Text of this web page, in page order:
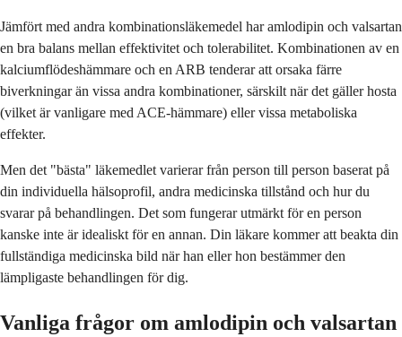
Jämfört med andra kombinationsläkemedel har amlodipin och valsartan
en bra balans mellan effektivitet och tolerabilitet. Kombinationen av en
kalciumflödeshämmare och en ARB tenderar att orsaka färre
biverkningar än vissa andra kombinationer, särskilt när det gäller hosta
(vilket är vanligare med ACE-hämmare) eller vissa metaboliska
effekter.
Men det "bästa" läkemedlet varierar från person till person baserat på
din individuella hälsoprofil, andra medicinska tillstånd och hur du
svarar på behandlingen. Det som fungerar utmärkt för en person
kanske inte är idealiskt för en annan. Din läkare kommer att beakta din
fullständiga medicinska bild när han eller hon bestämmer den
lämpligaste behandlingen för dig.
Vanliga frågor om amlodipin och valsartan